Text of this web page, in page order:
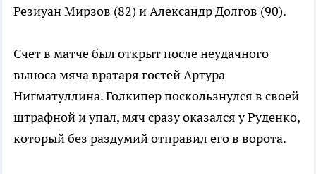
Резиуан Мирзов (82) и Александр Долгов (90).
Счет в матче был открыт после неудачного
выноса мяча вратаря гостей Артура
Нигматуллина. Голкипер поскользнулся в своей
штрафной и упал, мяч сразу оказался у Руденко,
который без раздумий отправил его в ворота.